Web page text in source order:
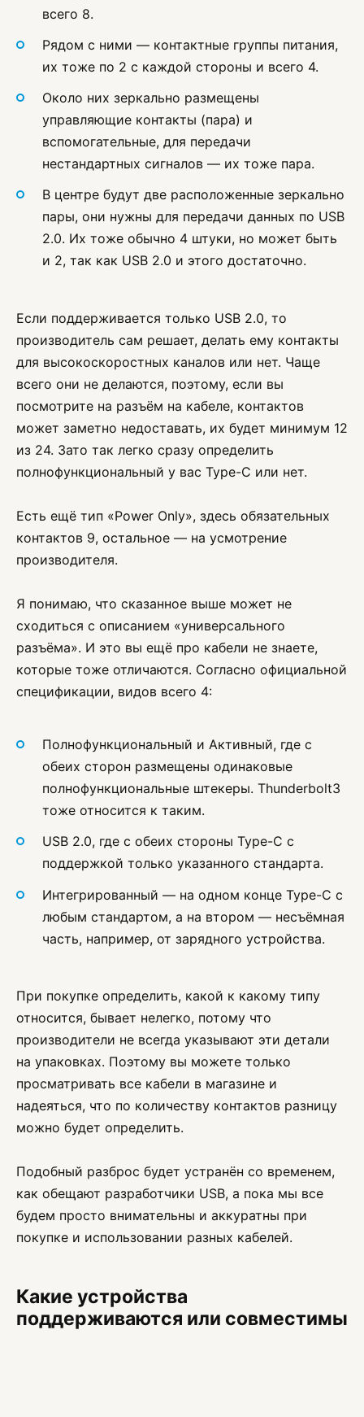
всего 8.
Рядом с ними — контактные группы питания,
их тоже по 2 с каждой стороны и всего 4.
Около них зеркально размещены
управляющие контакты (пара) и
вспомогательные, для передачи
нестандартных сигналов — их тоже пара.
В центре будут две расположенные зеркально
пары, они нужны для передачи данных по USB
2.0. Их тоже обычно 4 штуки, но может быть
и 2, так как USB 2.0 и этого достаточно.
Если поддерживается только USB 2.0, то
производитель сам решает, делать ему контакты
для высокоскоростных каналов или нет. Чаще
всего они не делаются, поэтому, если вы
посмотрите на разъём на кабеле, контактов
может заметно недоставать, их будет минимум 12
из 24. Зато так легко сразу определить
полнофункциональный у вас Type-C или нет.
Есть ещё тип «Power Only», здесь обязательных
контактов 9, остальное — на усмотрение
производителя.
Я понимаю, что сказанное выше может не
сходиться с описанием «универсального
разъёма». И это вы ещё про кабели не знаете,
которые тоже отличаются. Согласно официальной
спецификации, видов всего 4:
Полнофункциональный и Активный, где с
обеих сторон размещены одинаковые
полнофункциональные штекеры. Thunderbolt3
тоже относится к таким.
USB 2.0, где с обеих стороны Type-C с
поддержкой только указанного стандарта.
Интегрированный — на одном конце Type-C с
любым стандартом, а на втором — несъёмная
часть, например, от зарядного устройства.
При покупке определить, какой к какому типу
относится, бывает нелегко, потому что
производители не всегда указывают эти детали
на упаковках. Поэтому вы можете только
просматривать все кабели в магазине и
надеяться, что по количеству контактов разницу
можно будет определить.
Подобный разброс будет устранён со временем,
как обещают разработчики USB, а пока мы все
будем просто внимательны и аккуратны при
покупке и использовании разных кабелей.
Какие устройства
поддерживаются или совместимы